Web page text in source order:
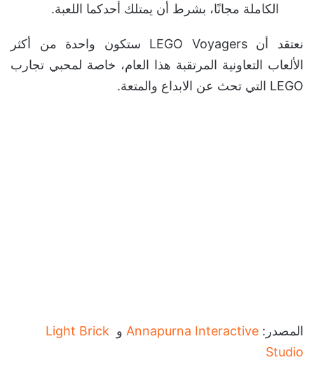
الكاملة مجانًا، بشرط أن يمتلك أحدكما اللعبة.
نعتقد أن LEGO Voyagers ستكون واحدة من أكثر
الألعاب التعاونية المرتقبة هذا العام، خاصة لمحبي تجارب
LEGO التي تحث عن الابداع والمتعة.
المصدر: Annapurna Interactive و Light Brick
Studio